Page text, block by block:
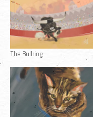
The Bullring